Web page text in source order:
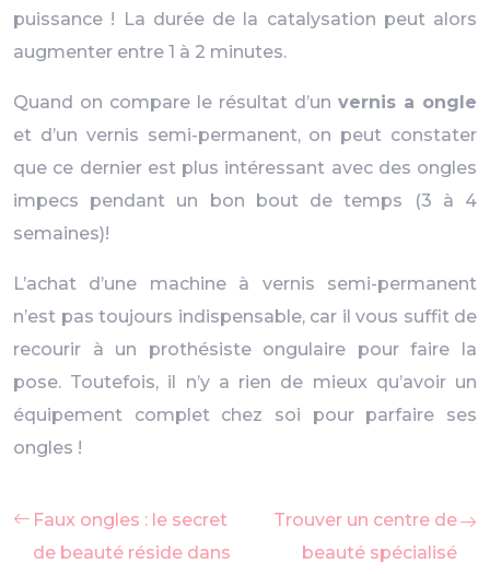
puissance ! La durée de la catalysation peut alors
augmenter entre 1 à 2 minutes.
Quand on compare le résultat d’un vernis a ongle
et d’un vernis semi-permanent, on peut constater
que ce dernier est plus intéressant avec des ongles
impecs pendant un bon bout de temps (3 à 4
semaines)!
L’achat d’une machine à vernis semi-permanent
n’est pas toujours indispensable, car il vous suffit de
recourir à un prothésiste ongulaire pour faire la
pose. Toutefois, il n’y a rien de mieux qu’avoir un
équipement complet chez soi pour parfaire ses
ongles !
Faux ongles : le secret
de beauté réside dans
Trouver un centre de
beauté spécialisé